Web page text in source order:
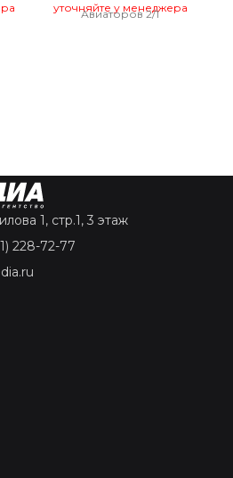
уточняйте у менеджера
Авиаторов 2/1
1, стр.1, 3 этаж
228-72-77